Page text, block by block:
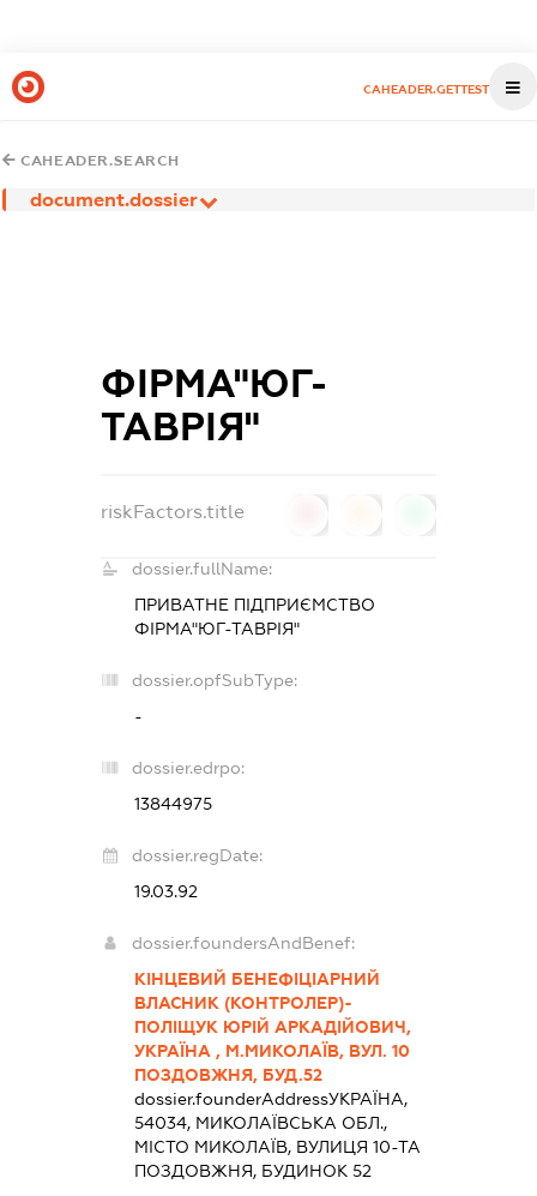
CAHEADER.GETTEST
CAHEADER.SEARCH
document.dossier
ФІРМА"ЮГ-
ТАВРІЯ"
riskFactors.title
dossier.fullName:
ПРИВАТНЕ ПІДПРИЄМСТВО
ФІРМА"ЮГ-ТАВРІЯ"
dossier.opfSubType:
-
dossier.edrpo:
13844975
dossier.regDate:
19.03.92
dossier.foundersAndBenef:
КІНЦЕВИЙ БЕНЕФІЦІАРНИЙ
ВЛАСНИК (КОНТРОЛЕР)-
ПОЛІЩУК ЮРІЙ АРКАДІЙОВИЧ,
УКРАЇНА , М.МИКОЛАЇВ, ВУЛ. 10
ПОЗДОВЖНЯ, БУД.52
dossier.founderAddressУКРАЇНА,
54034, МИКОЛАЇВСЬКА ОБЛ.,
МІСТО МИКОЛАЇВ, ВУЛИЦЯ 10-ТА
ПОЗДОВЖНЯ, БУДИНОК 52